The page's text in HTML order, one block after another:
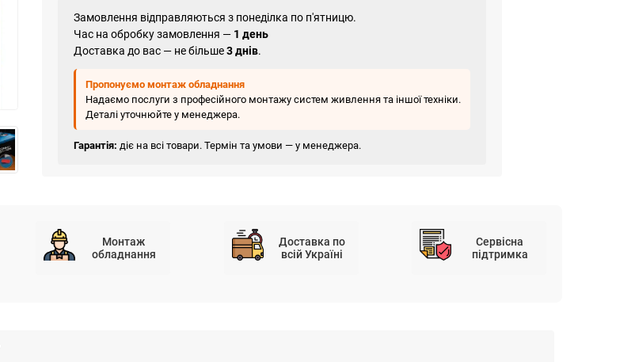
Замовлення відправляються з понеділка по п'ятницю.
Час на обробку замовлення — 1 день
Доставка до вас — не більше3 днів.
Пропонуємо монтаж обладнання
Надаємо послуги з професійного монтажу систем живлення та іншої техніки.
Деталі уточнюйте у менеджера.
Гарантія: діє на всі товари. Термін та умови — у менеджера.
Монтаж
обладнання
Доставка по
всій Україні
Сервісна
підтримка